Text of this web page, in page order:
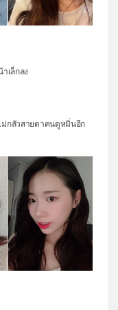
เล็กลง
ม่กลัวสายตาคนดูหมิ่นอีก